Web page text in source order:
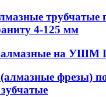
трубчатые
4-125 мм
алмазные на УШМ
фрезы)